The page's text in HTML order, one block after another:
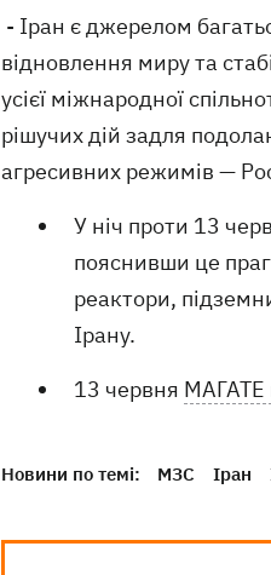
- Іран є джерелом
відновлення миру та
усієї міжнародної
рішучих дій задля
агресивних режимів —
У ніч проти 13
пояснивши це
реактори,
Ірану.
13 червня МАГАТЕ
Новини по темі: МЗС Іран